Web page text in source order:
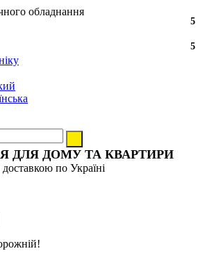
обладнання
ДЛЯ ДОМУ ТА КВАРТИРИ
по Україні
5
5
5
5
5
5
5
5
5
5
5
5
5
5
5
5
5
5
5
5
5
5
5
5
5
5
5
5
5
5
5
5